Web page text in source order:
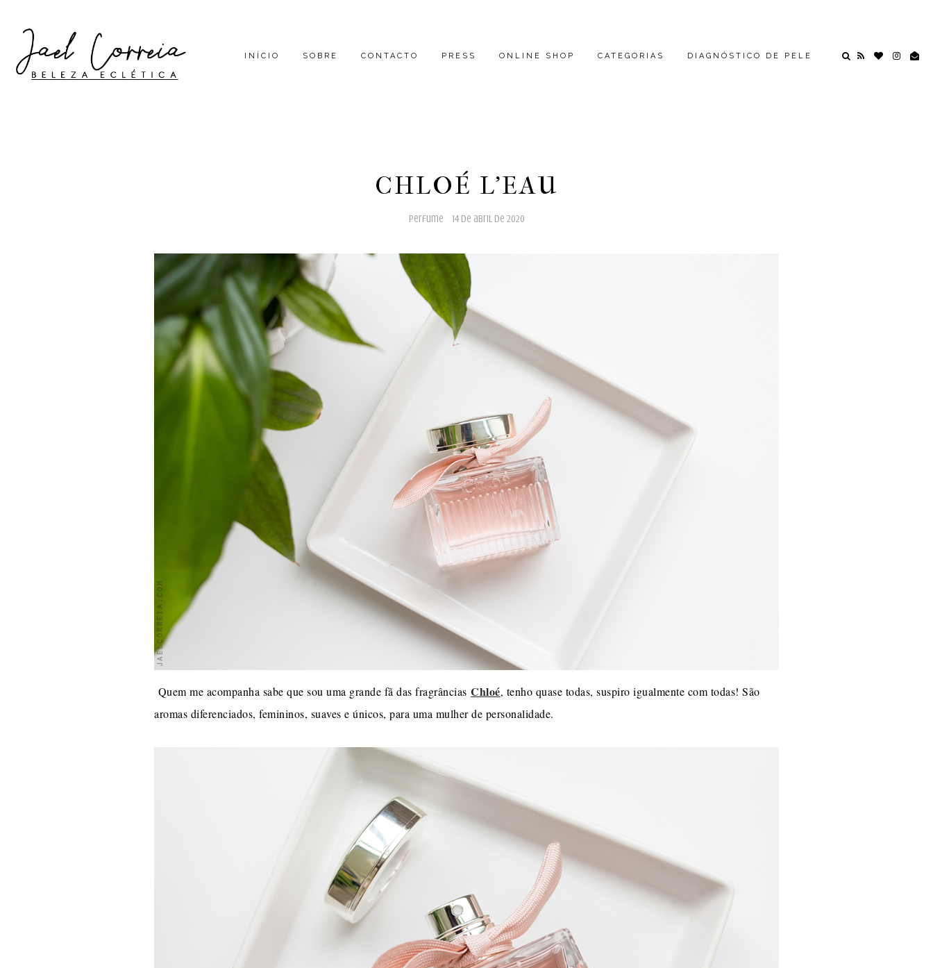
INÍCIO SOBRE CONTACTO PRESS ONLINE SHOP CATEGORIAS DIAGNÓSTICO DE PELE
CHLOÉ L'EAU
perfume 14 de abril de 2020
Quem me acompanha sabe que sou uma grande fã das fragrâncias Chloé, tenho quase todas, suspiro igualmente com todas! São
aromas diferenciados, femininos, suaves e únicos, para uma mulher de personalidade.